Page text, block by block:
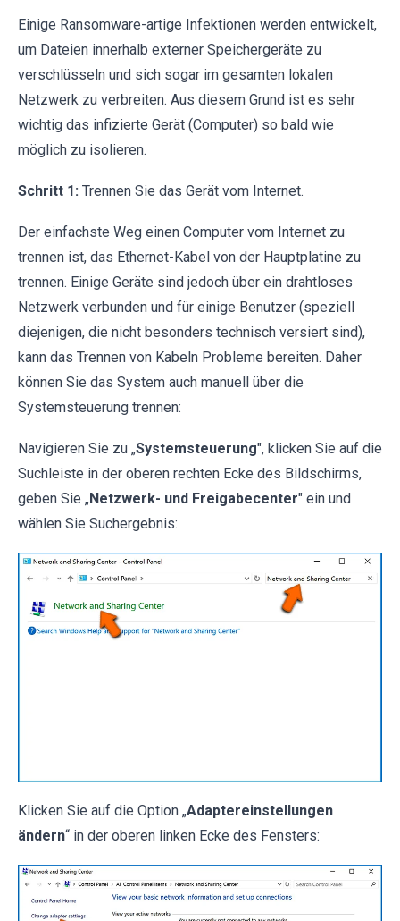
Einige Ransomware-artige Infektionen werden entwickelt,
um Dateien innerhalb externer Speichergeräte zu
verschlüsseln und sich sogar im gesamten lokalen
Netzwerk zu verbreiten. Aus diesem Grund ist es sehr
wichtig das infizierte Gerät (Computer) so bald wie
möglich zu isolieren.
Schritt 1: Trennen Sie das Gerät vom Internet.
Der einfachste Weg einen Computer vom Internet zu
trennen ist, das Ethernet-Kabel von der Hauptplatine zu
trennen. Einige Geräte sind jedoch über ein drahtloses
Netzwerk verbunden und für einige Benutzer (speziell
diejenigen, die nicht besonders technisch versiert sind),
kann das Trennen von Kabeln Probleme bereiten. Daher
können Sie das System auch manuell über die
Systemsteuerung trennen:
Navigieren Sie zu „Systemsteuerung", klicken Sie auf die
Suchleiste in der oberen rechten Ecke des Bildschirms,
geben Sie „Netzwerk- und Freigabecenter" ein und
wählen Sie Suchergebnis:
Klicken Sie auf die Option „Adaptereinstellungen
ändern“ in der oberen linken Ecke des Fensters: